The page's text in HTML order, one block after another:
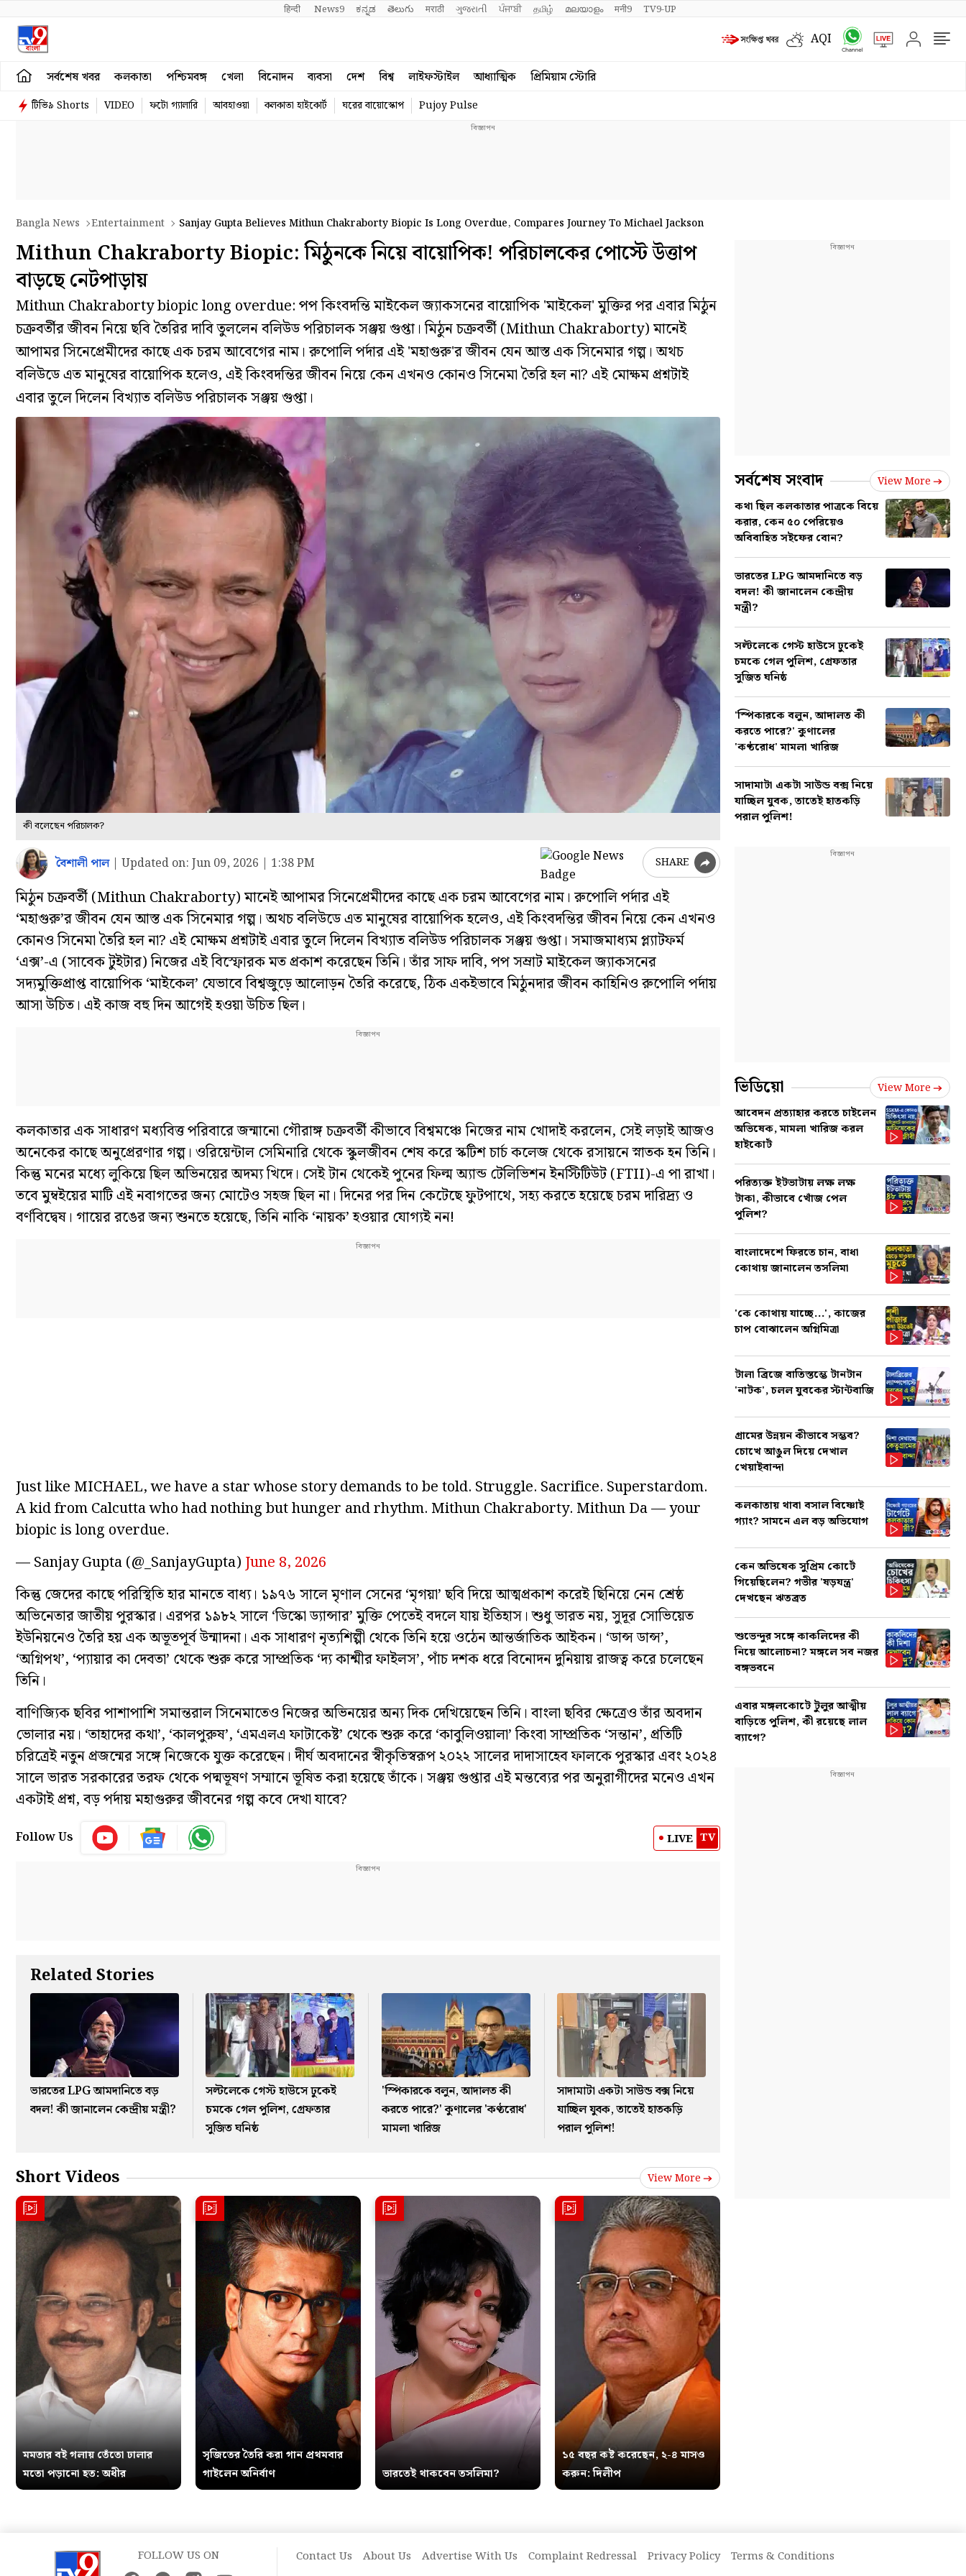
हिन्दी News9 ಕನ್ನಡ తెలుగు मराठी ગુજરાતી ਪੰਜਾਬੀ தமிழ் മലയാളം मनी9 TV9-UP
AQI
সর্বশেষ খবর কলকাতা পশ্চিমবঙ্গ খেলা বিনোদন ব্যবসা দেশ বিশ্ব লাইফস্টাইল আধ্যাত্মিক প্রিমিয়াম স্টোরি
টিভি৯ Shorts VIDEO ফটো গ্যালারি আবহাওয়া কলকাতা হাইকোর্ট ঘরের বায়োস্কোপ Pujoy Pulse
Bangla News Entertainment Sanjay Gupta Believes Mithun Chakraborty Biopic Is Long Overdue, Compares Journey To Michael Jackson
Mithun Chakraborty Biopic: মিঠুনকে নিয়ে বায়োপিক! পরিচালকের পোস্টে উত্তাপ
বাড়ছে নেটপাড়ায়
Mithun Chakraborty biopic long overdue: পপ কিংবদন্তি মাইকেল জ্যাকসনের বায়োপিক 'মাইকেল' মুক্তির পর এবার মিঠুন
চক্রবর্তীর জীবন নিয়ে ছবি তৈরির দাবি তুললেন বলিউড পরিচালক সঞ্জয় গুপ্তা। মিঠুন চক্রবর্তী (Mithun Chakraborty) মানেই
আপামর সিনেপ্রেমীদের কাছে এক চরম আবেগের নাম। রুপোলি পর্দার এই 'মহাগুরু'র জীবন যেন আস্ত এক সিনেমার গল্প। অথচ
বলিউডে এত মানুষের বায়োপিক হলেও, এই কিংবদন্তির জীবন নিয়ে কেন এখনও কোনও সিনেমা তৈরি হল না? এই মোক্ষম প্রশ্নটাই
এবার তুলে দিলেন বিখ্যাত বলিউড পরিচালক সঞ্জয় গুপ্তা।
কী বলেছেন পরিচালক?
বৈশালী পাল| Updated on: Jun 09, 2026 | 1:38 PM SHARE
মিঠুন চক্রবর্তী (Mithun Chakraborty) মানেই আপামর সিনেপ্রেমীদের কাছে এক চরম আবেগের নাম। রুপোলি পর্দার এই
‘মহাগুরু’র জীবন যেন আস্ত এক সিনেমার গল্প। অথচ বলিউডে এত মানুষের বায়োপিক হলেও, এই কিংবদন্তির জীবন নিয়ে কেন এখনও
কোনও সিনেমা তৈরি হল না? এই মোক্ষম প্রশ্নটাই এবার তুলে দিলেন বিখ্যাত বলিউড পরিচালক সঞ্জয় গুপ্তা। সমাজমাধ্যম প্ল্যাটফর্ম
‘এক্স’-এ (সাবেক টুইটার) নিজের এই বিস্ফোরক মত প্রকাশ করেছেন তিনি। তাঁর সাফ দাবি, পপ সম্রাট মাইকেল জ্যাকসনের
সদ্যমুক্তিপ্রাপ্ত বায়োপিক ‘মাইকেল’ যেভাবে বিশ্বজুড়ে আলোড়ন তৈরি করেছে, ঠিক একইভাবে মিঠুনদার জীবন কাহিনিও রুপোলি পর্দায়
আসা উচিত। এই কাজ বহু দিন আগেই হওয়া উচিত ছিল।
কলকাতার এক সাধারণ মধ্যবিত্ত পরিবারে জন্মানো গৌরাঙ্গ চক্রবর্তী কীভাবে বিশ্বমঞ্চে নিজের নাম খোদাই করলেন, সেই লড়াই আজও
অনেকের কাছে অনুপ্রেরণার গল্প। ওরিয়েন্টাল সেমিনারি থেকে স্কুলজীবন শেষ করে স্কটিশ চার্চ কলেজ থেকে রসায়নে স্নাতক হন তিনি।
কিন্তু মনের মধ্যে লুকিয়ে ছিল অভিনয়ের অদম্য খিদে। সেই টান থেকেই পুনের ফিল্ম অ্যান্ড টেলিভিশন ইনস্টিটিউট (FTII)-এ পা রাখা।
তবে মুম্বইয়ের মাটি এই নবাগতের জন্য মোটেও সহজ ছিল না। দিনের পর দিন কেটেছে ফুটপাথে, সহ্য করতে হয়েছে চরম দারিদ্র্য ও
বর্ণবিদ্বেষ। গায়ের রঙের জন্য শুনতে হয়েছে, তিনি নাকি ‘নায়ক’ হওয়ার যোগ্যই নন!
Just like MICHAEL, we have a star whose story demands to be told. Struggle. Sacrifice. Superstardom.
A kid from Calcutta who had nothing but hunger and rhythm. Mithun Chakraborty. Mithun Da — your
biopic is long overdue.
— Sanjay Gupta (@_SanjayGupta) June 8, 2026
কিন্তু জেদের কাছে পরিস্থিতি হার মানতে বাধ্য। ১৯৭৬ সালে মৃণাল সেনের ‘মৃগয়া’ ছবি দিয়ে আত্মপ্রকাশ করেই ছিনিয়ে নেন শ্রেষ্ঠ
অভিনেতার জাতীয় পুরস্কার। এরপর ১৯৮২ সালে ‘ডিস্কো ড্যান্সার’ মুক্তি পেতেই বদলে যায় ইতিহাস। শুধু ভারত নয়, সুদূর সোভিয়েত
ইউনিয়নেও তৈরি হয় এক অভূতপূর্ব উন্মাদনা। এক সাধারণ নৃত্যশিল্পী থেকে তিনি হয়ে ওঠেন আন্তর্জাতিক আইকন। ‘ডান্স ডান্স’,
‘অগ্নিপথ’, ‘প্যায়ার কা দেবতা’ থেকে শুরু করে সাম্প্রতিক ‘দ্য কাশ্মীর ফাইলস’, পাঁচ দশক ধরে বিনোদন দুনিয়ায় রাজত্ব করে চলেছেন
তিনি।
বাণিজ্যিক ছবির পাশাপাশি সমান্তরাল সিনেমাতেও নিজের অভিনয়ের অন্য দিক দেখিয়েছেন তিনি। বাংলা ছবির ক্ষেত্রেও তাঁর অবদান
ভোলার নয়। ‘তাহাদের কথা’, ‘কালপুরুষ’, ‘এমএলএ ফাটাকেষ্ট’ থেকে শুরু করে ‘কাবুলিওয়ালা’ কিংবা সাম্প্রতিক ‘সন্তান’, প্রতিটি
চরিত্রেই নতুন প্রজন্মের সঙ্গে নিজেকে যুক্ত করেছেন। দীর্ঘ অবদানের স্বীকৃতিস্বরূপ ২০২২ সালের দাদাসাহেব ফালকে পুরস্কার এবং ২০২৪
সালে ভারত সরকারের তরফ থেকে পদ্মভূষণ সম্মানে ভূষিত করা হয়েছে তাঁকে। সঞ্জয় গুপ্তার এই মন্তব্যের পর অনুরাগীদের মনেও এখন
একটাই প্রশ্ন, বড় পর্দায় মহাগুরুর জীবনের গল্প কবে দেখা যাবে?
Follow Us LIVE TV
Related Stories
ভারতের LPG আমদানিতে বড়
বদল! কী জানালেন কেন্দ্রীয় মন্ত্রী?
সল্টলেকে গেস্ট হাউসে ঢুকেই
চমকে গেল পুলিশ, গ্রেফতার
সুজিত ঘনিষ্ঠ
'স্পিকারকে বলুন, আদালত কী
করতে পারে?' কুণালের 'কণ্ঠরোধ'
মামলা খারিজ
সাদামাটা একটা সাউন্ড বক্স নিয়ে
যাচ্ছিল যুবক, তাতেই হাতকড়ি
পরাল পুলিশ!
Short Videos View More
মমতার বই গলায় তেঁতো ঢালার
মতো পড়ানো হত: অধীর
সৃজিতের তৈরি করা গান প্রথমবার
গাইলেন অনির্বাণ
ভারতেই থাকবেন তসলিমা?
১৫ বছর কষ্ট করেছেন, ২-৪ মাসও
করুন: দিলীপ
সর্বশেষ সংবাদ View More
কথা ছিল কলকাতার পাত্রকে বিয়ে
করার, কেন ৫০ পেরিয়েও
অবিবাহিত সইফের বোন?
ভারতের LPG আমদানিতে বড়
বদল! কী জানালেন কেন্দ্রীয়
মন্ত্রী?
সল্টলেকে গেস্ট হাউসে ঢুকেই
চমকে গেল পুলিশ, গ্রেফতার
সুজিত ঘনিষ্ঠ
'স্পিকারকে বলুন, আদালত কী
করতে পারে?' কুণালের
'কণ্ঠরোধ' মামলা খারিজ
সাদামাটা একটা সাউন্ড বক্স নিয়ে
যাচ্ছিল যুবক, তাতেই হাতকড়ি
পরাল পুলিশ!
ভিডিয়ো View More
আবেদন প্রত্যাহার করতে চাইলেন
অভিষেক, মামলা খারিজ করল
হাইকোর্ট
পরিত্যক্ত ইটভাটায় লক্ষ লক্ষ
টাকা, কীভাবে খোঁজ পেল
পুলিশ?
বাংলাদেশে ফিরতে চান, বাধা
কোথায় জানালেন তসলিমা
'কে কোথায় যাচ্ছে...', কাজের
চাপ বোঝালেন অগ্নিমিত্রা
টালা ব্রিজে বাতিস্তম্ভে টানটান
'নাটক', চলল যুবকের স্টান্টবাজি
গ্রামের উন্নয়ন কীভাবে সম্ভব?
চোখে আঙুল দিয়ে দেখাল
খেয়াইবান্দা
কলকাতায় থাবা বসাল বিষ্ণোই
গ্যাং? সামনে এল বড় অভিযোগ
কেন অভিষেক সুপ্রিম কোর্টে
গিয়েছিলেন? গভীর 'ষড়যন্ত্র'
দেখছেন ঋতব্রত
শুভেন্দুর সঙ্গে কাকলিদের কী
নিয়ে আলোচনা? মঙ্গলে সব নজর
বঙ্গভবনে
এবার মঙ্গলকোটে টুলুর আত্মীয়
বাড়িতে পুলিশ, কী রয়েছে লাল
ব্যাগে?
FOLLOW US ON Contact Us About Us Advertise With Us Complaint Redressal Privacy Policy Terms & Conditions